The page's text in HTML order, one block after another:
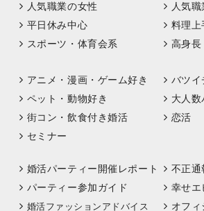
人気職業の女性
人気
平日休み中心
料理上
スポーツ・体育会系
高身長
アニメ・漫画・ゲーム好き
バツイ
ペット・動物好き
大人
街コン・飲食付き婚活
恋活
セミナー
婚活パーティー開催レポート 不正通
パーティー参加ガイド
幸せエ
婚活ファッションアドバイス オフ